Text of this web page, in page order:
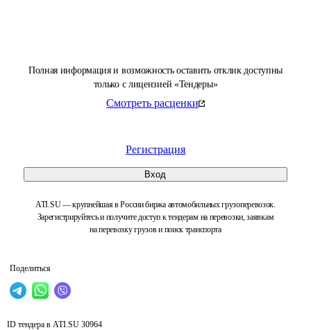
Полная информация и возможность оставить отклик доступны
только с лицензией «Тендеры»
Смотреть расценки
Регистрация
Вход
ATI.SU — крупнейшая в России биржа автомобильных грузоперевозок.
Зарегистрируйтесь и получите доступ к тендерам на перевозки, заявкам
на перевозку грузов и поиск транспорта
Поделиться
ID тендера в ATI.SU 30964